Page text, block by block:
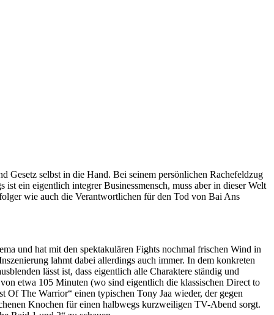
Gesetz selbst in die Hand. Bei seinem persönlichen Rachefeldzug
ein eigentlich integrer Businessmensch, muss aber in dieser Welt
wie auch die Verantwortlichen für den Tod von Bai Ans
und hat mit den spektakulären Fights nochmal frischen Wind in
lahmt dabei allerdings auch immer. In dem konkreten
lässt ist, dass eigentlich alle Charaktere ständig und
etwa 105 Minuten (wo sind eigentlich die klassischen Direct to
The Warrior“ einen typischen Tony Jaa wieder, der gegen
Knochen für einen halbwegs kurzweiligen TV-Abend sorgt.